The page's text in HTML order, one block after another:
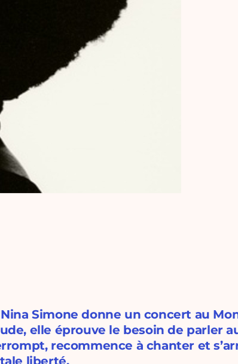
Nina Simone donne un concert au
elle éprouve le besoin de parler
recommence à chanter et
liberté.